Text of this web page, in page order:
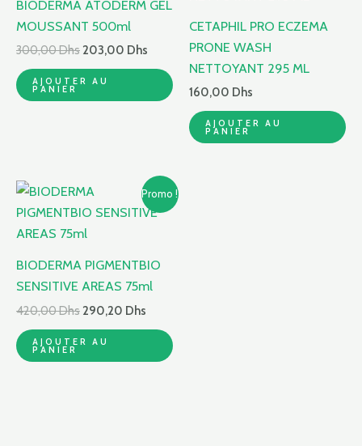
BIODERMA ATODERM GEL
MOUSSANT 500ml
300,00Dhs
300,00 Dhs.
203,00 Dhs
203,00 Dhs.
AJOUTER AU
PANIER
CETAPHIL PRO ECZEMA
PRONE WASH
NETTOYANT 295 ML
160,00 Dhs
AJOUTER AU
PANIER
Promo !
BIODERMA PIGMENTBIO
SENSITIVE AREAS 75ml
420,00Dhs
Le
initial
était :
290,20 Dhs
Le
prix
actuel
AJOUTER AU
PANIER